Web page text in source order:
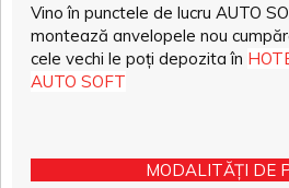
Vino în punctele de lucru AUTO
montează anvelopele nou
cele vechi le poți depozita în
AUTO SOFT
MODALITĂȚI DE